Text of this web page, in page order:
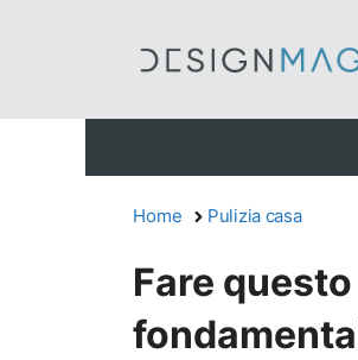
Home Pulizia casa
Fare